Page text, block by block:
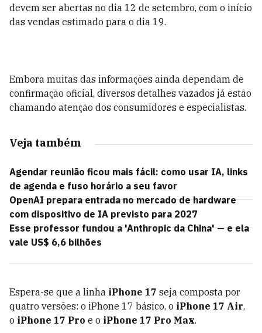
devem ser abertas no dia 12 de setembro, com o início
das vendas estimado para o dia 19.
Embora muitas das informações ainda dependam de
confirmação oficial, diversos detalhes vazados já estão
chamando atenção dos consumidores e especialistas.
Veja também
Agendar reunião ficou mais fácil: como usar IA, links
de agenda e fuso horário a seu favor
OpenAI prepara entrada no mercado de hardware
com dispositivo de IA previsto para 2027
Esse professor fundou a 'Anthropic da China' — e ela
vale US$ 6,6 bilhões
Espera-se que a linha iPhone 17 seja composta por
quatro versões: o iPhone 17 básico, o iPhone 17 Air,
o iPhone 17 Pro e o iPhone 17 Pro Max.